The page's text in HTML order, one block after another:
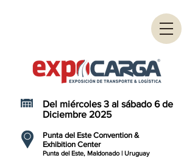
Punta del Este Convention &
Exhibition Center
Punta del Este, Maldonado | Uruguay
Del miércoles 3 al sábado 6 de
Diciembre 2025